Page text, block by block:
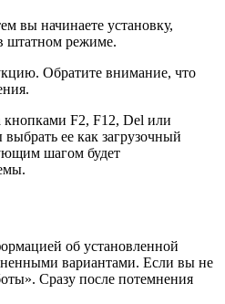
вы начинаете установку,
штатном режиме.
Обратите внимание, что
F2, F12, Del или
ее как загрузочный
шагом будет
об установленной
вариантами. Если вы не
Сразу после потемнения